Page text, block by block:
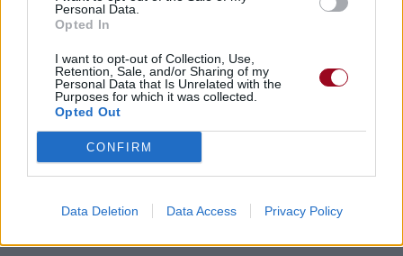
Personal Data.
Opted In
I want to opt-out of Collection, Use,
Retention, Sale, and/or Sharing of my
Personal Data that Is Unrelated with the
Purposes for which it was collected.
Opted Out
CONFIRM
Data Deletion Data Access Privacy Policy
Vous aimez chanter, apprenez la guitare chez
Télécharger légalement les MP3 sur
Télécharger légalement les MP3 ou trouver le CD sur
Trouver des vinyles et des CD sur
Trouver un instrument de musique ou une partition au
meilleur prix sur